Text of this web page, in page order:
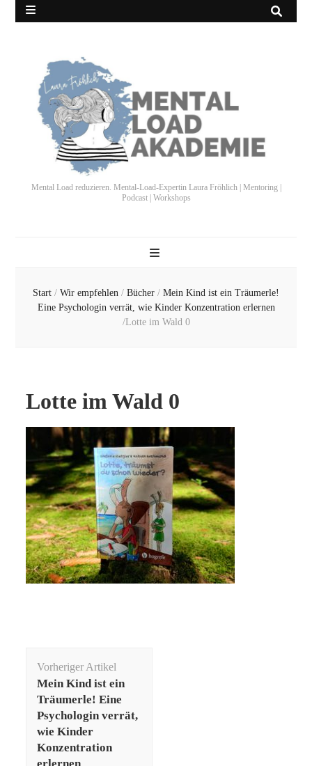
Mental Load reduzieren. Mental-Load-Expertin Laura Fröhlich | Mentoring |
Podcast | Workshops
Start / Wir empfehlen / Bücher / Mein Kind ist ein Träumerle!
Eine Psychologin verrät, wie Kinder Konzentration erlernen
/Lotte im Wald 0
Lotte im Wald 0
Vorheriger Artikel
Mein Kind ist ein
Träumerle! Eine
Psychologin verrät,
wie Kinder
Konzentration